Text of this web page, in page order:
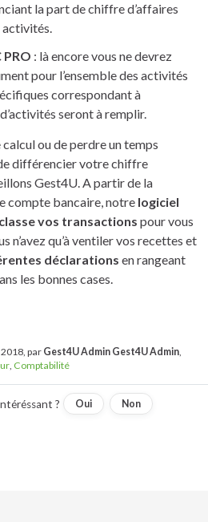
la part de chiffre d’affaires
activités.
: là encore vous ne devrez
pour l’ensemble des activités
correspondant à
seront à remplir.
ou de perdre un temps
différencier votre chiffre
Gest4U. A partir de la
compte bancaire, notre logiciel
vos transactions pour vous
n’avez qu’à ventiler vos recettes et
déclarations en rangeant
les bonnes cases.
par Gest4U Admin Gest4U Admin,
, Comptabilité
? Oui Non